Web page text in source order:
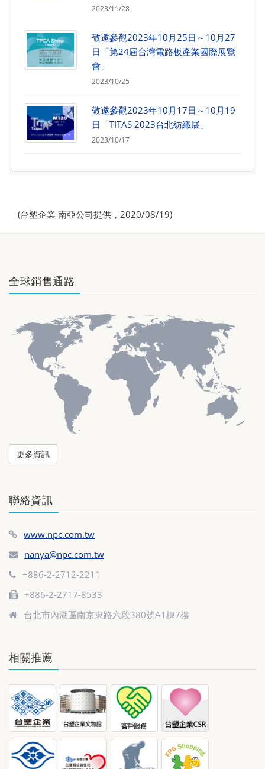
2023/11/28
敬邀參觀2023年10月25日～10月27
日「第24屆台灣電路板產業國際展覽
會」
2023/10/25
敬邀參觀2023年10月17日～10月19
日「TITAS 2023台北紡織展」
2023/10/17
(台塑企業 南亞公司提供，2020/08/19)
全球銷售通路
更多資訊
聯絡資訊
www.npc.com.tw
nanya@npc.com.tw
+886-2-2712-2211
+886-2-2717-8533
台北市內湖區南京東路六段380號A1棟7樓
相關推薦